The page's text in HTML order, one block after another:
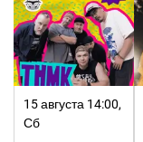
15 августа 14:00,
Сб